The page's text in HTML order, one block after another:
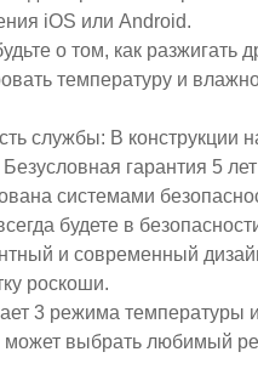
iOS или Android.
о том, как разжигать
температуру и
службы: В
гарантия 5
системами
будете в
и современный
роскоши.
3 режима температуры
выбрать любимый